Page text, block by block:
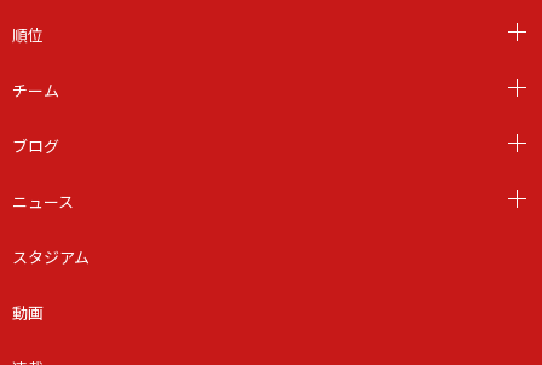
順位
チーム
ブログ
ニュース
スタジアム
動画